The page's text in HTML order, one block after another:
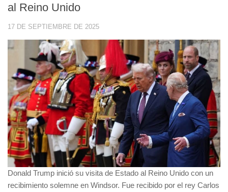
al Reino Unido
17 DE SEPTIEMBRE DE 2025
Donald Trump inició su visita de Estado al Reino Unido con un
recibimiento solemne en Windsor. Fue recibido por el rey Carlos